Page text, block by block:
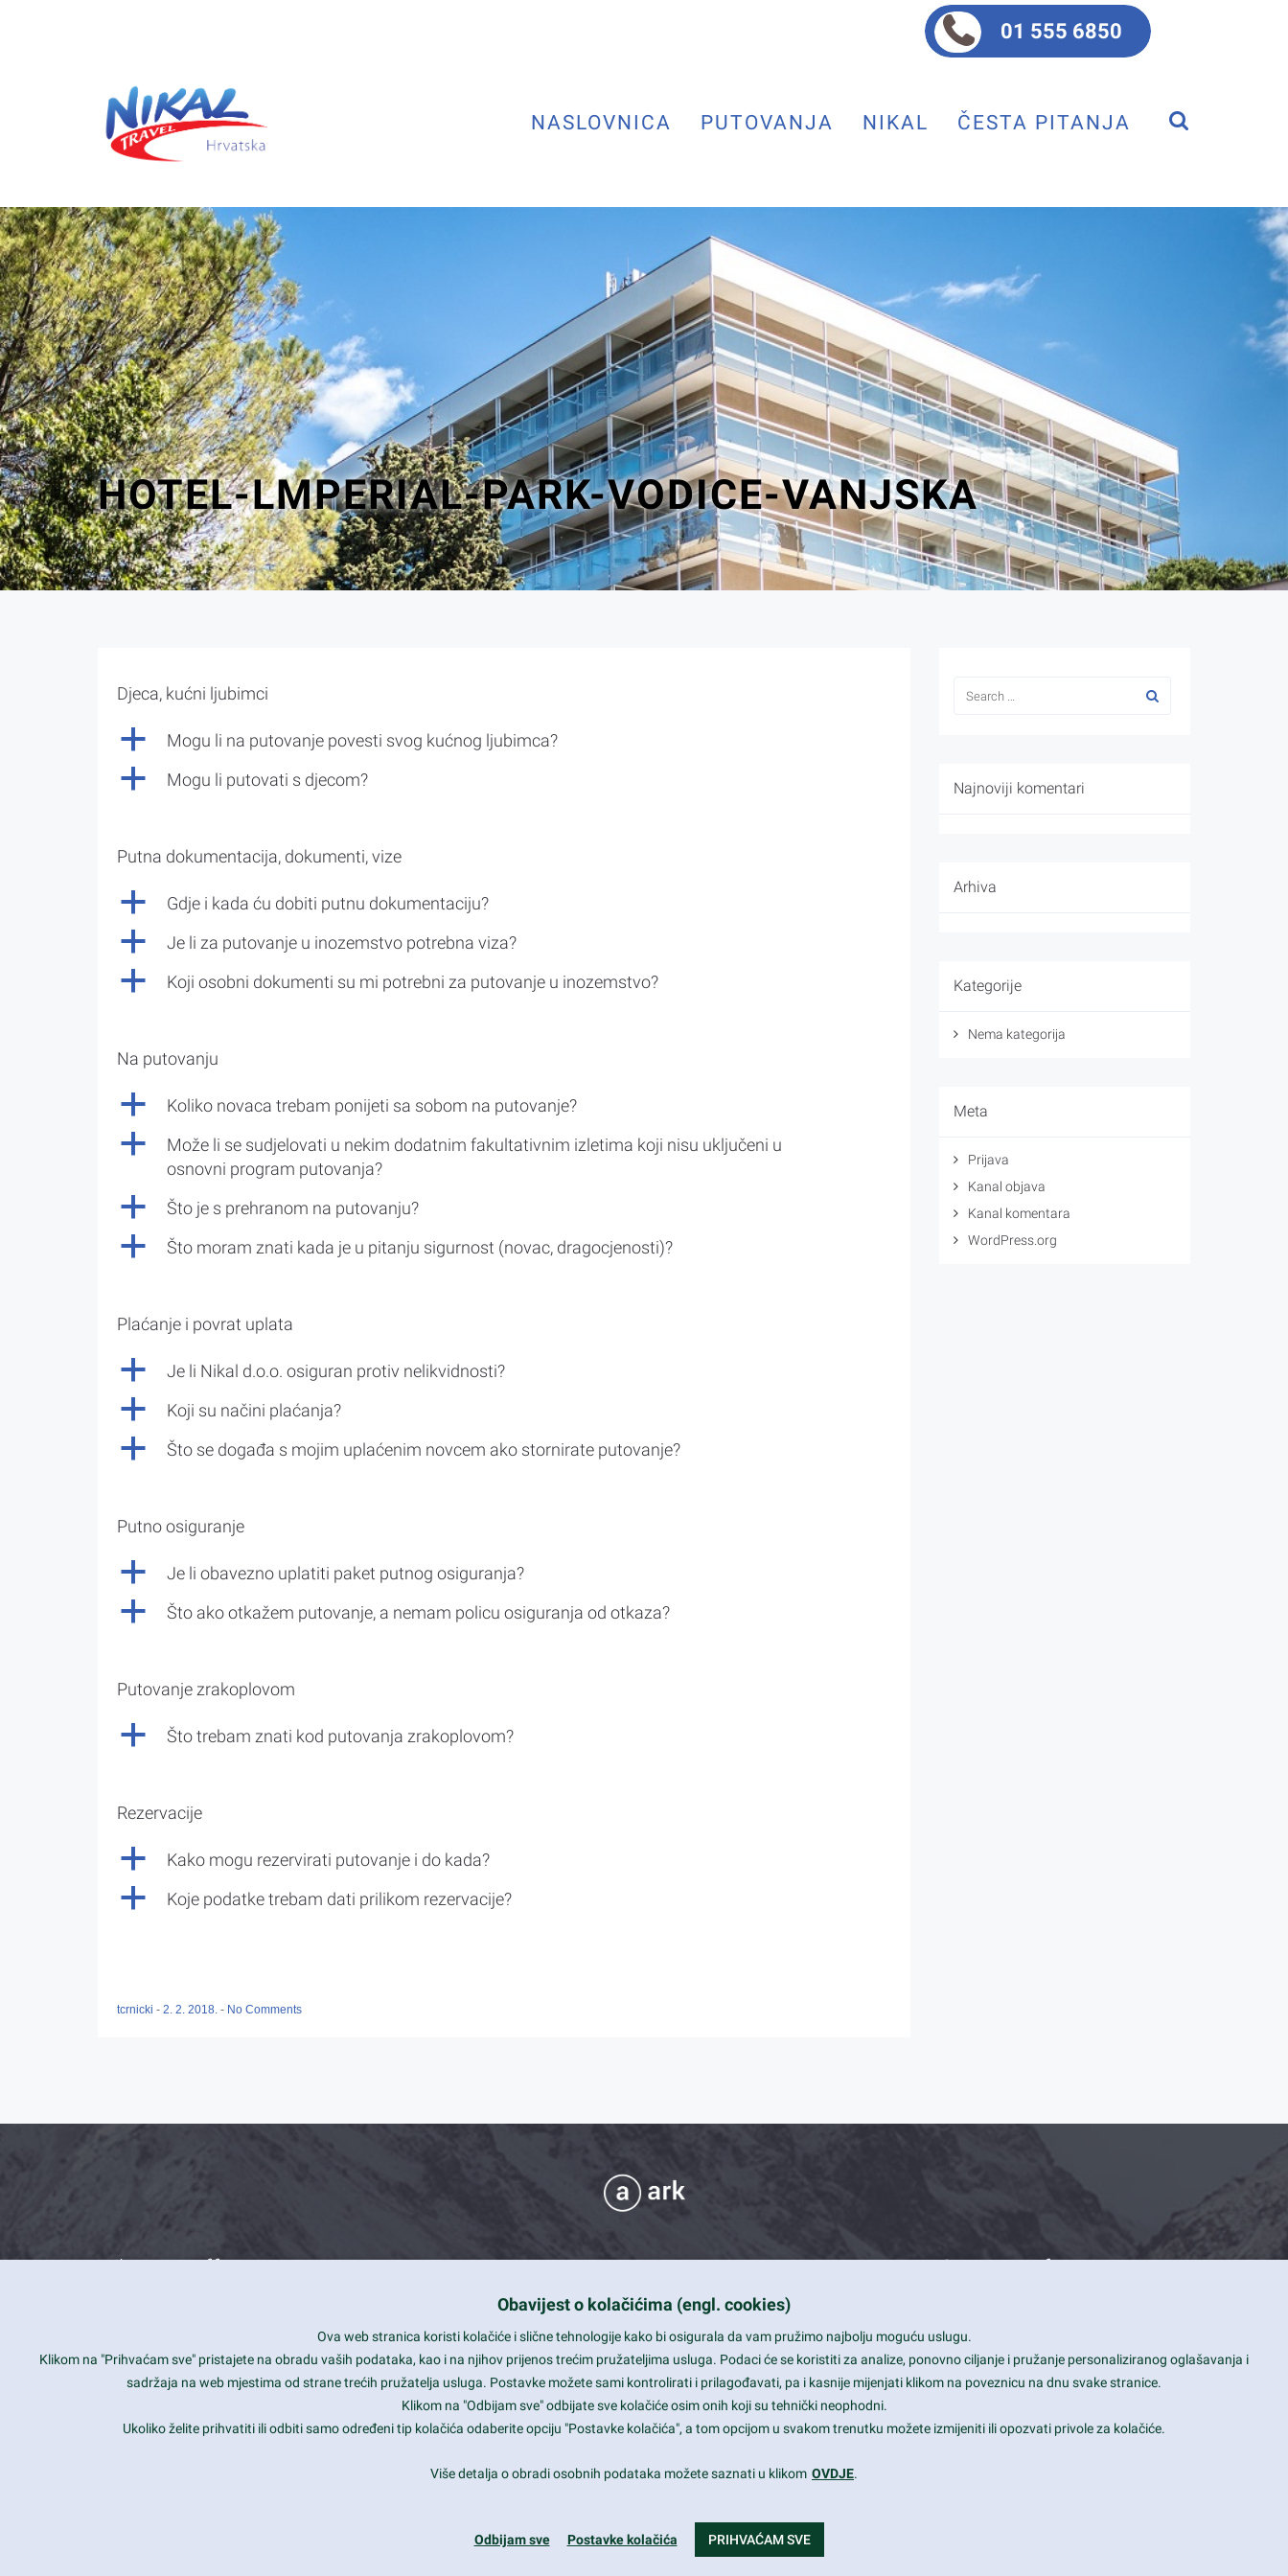
01 555 6850
NASLOVNICA PUTOVANJA NIKAL ČESTA PITANJA
HOTEL-LMPERIAL-PARK-VODICE-VANJSKA
Djeca, kućni ljubimci
a Mogu li na putovanje povesti svog kućnog ljubimca?
a Mogu li putovati s djecom?
Putna dokumentacija, dokumenti, vize
a Gdje i kada ću dobiti putnu dokumentaciju?
a Je li za putovanje u inozemstvo potrebna viza?
a Koji osobni dokumenti su mi potrebni za putovanje u inozemstvo?
Na putovanju
a Koliko novaca trebam ponijeti sa sobom na putovanje?
a
Može li se sudjelovati u nekim dodatnim fakultativnim izletima koji nisu uključeni u
osnovni program putovanja?
a Što je s prehranom na putovanju?
a Što moram znati kada je u pitanju sigurnost (novac, dragocjenosti)?
Plaćanje i povrat uplata
a Je li Nikal d.o.o. osiguran protiv nelikvidnosti?
a Koji su načini plaćanja?
a Što se događa s mojim uplaćenim novcem ako stornirate putovanje?
Putno osiguranje
a Je li obavezno uplatiti paket putnog osiguranja?
a Što ako otkažem putovanje, a nemam policu osiguranja od otkaza?
Putovanje zrakoplovom
a Što trebam znati kod putovanja zrakoplovom?
Rezervacije
a Kako mogu rezervirati putovanje i do kada?
a Koje podatke trebam dati prilikom rezervacije?
tcrnicki - 2. 2. 2018. - No Comments
Najnoviji komentari
Arhiva
Kategorije
Nema kategorija
Meta
Prijava
Kanal objava
Kanal komentara
WordPress.org
What we offer
Is your website user friendly?
Ark offers weekly stunning designs.
Why our customers love Ark?
Smart and beautiful design
Unlimited Eelements
Mobile ready
Contact Info
View, CA 94043
+1 650-253-0000
Daily: 9:00 am - 6:00 pm
Obavijest o kolačićima (engl. cookies)
Ova web stranica koristi kolačiće i slične tehnologije kako bi osigurala da vam pružimo najbolju moguću uslugu.
Klikom na "Prihvaćam sve" pristajete na obradu vaših podataka, kao i na njihov prijenos trećim pružateljima usluga. Podaci će se koristiti za analize, ponovno ciljanje i pružanje personaliziranog oglašavanja i
sadržaja na web mjestima od strane trećih pružatelja usluga. Postavke možete sami kontrolirati i prilagođavati, pa i kasnije mijenjati klikom na poveznicu na dnu svake stranice.
Klikom na "Odbijam sve" odbijate sve kolačiće osim onih koji su tehnički neophodni.
Ukoliko želite prihvatiti ili odbiti samo određeni tip kolačića odaberite opciju "Postavke kolačića", a tom opcijom u svakom trenutku možete izmijeniti ili opozvati privole za kolačiće.
Više detalja o obradi osobnih podataka možete saznati u klikom OVDJE.
Odbijam sve Postavke kolačića PRIHVAĆAM SVE